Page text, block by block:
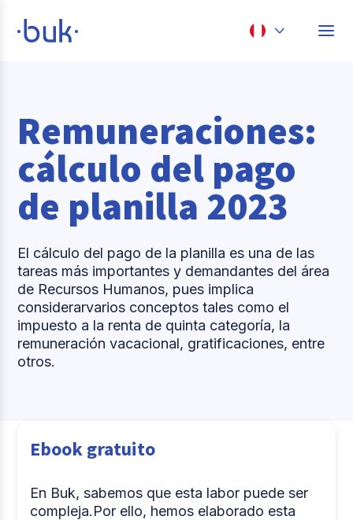
Perú
México
Brasil
Remuneraciones:
cálculo del pago
de planilla 2023
El cálculo del pago de la planilla es una de las
tareas más importantes y demandantes del área
de Recursos Humanos, pues implica
considerarvarios conceptos tales como el
impuesto a la renta de quinta categoría, la
remuneración vacacional, gratificaciones, entre
otros.
Ebook gratuito
En Buk, sabemos que esta labor puede ser
compleja.Por ello, hemos elaborado esta